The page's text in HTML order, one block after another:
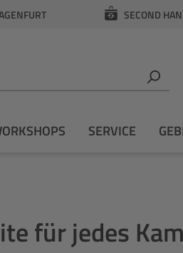
SECOND
SERVICE
für jedes